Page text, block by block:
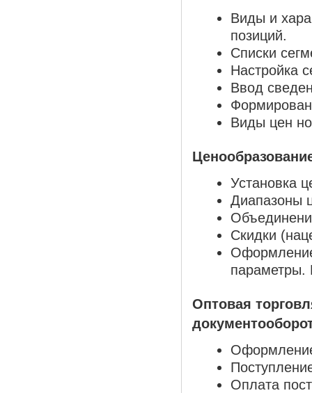
Виды и
позиций.
Списки
Настройка
Ввод
Виды цен
Установка
Диапазоны
Скидки
параметры.
Оптовая
Оплата